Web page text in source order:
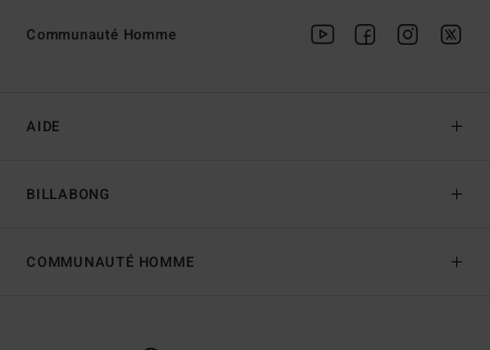
AIDE
BILLABONG
Communauté Homme
COMMUNAUTÉ HOMME